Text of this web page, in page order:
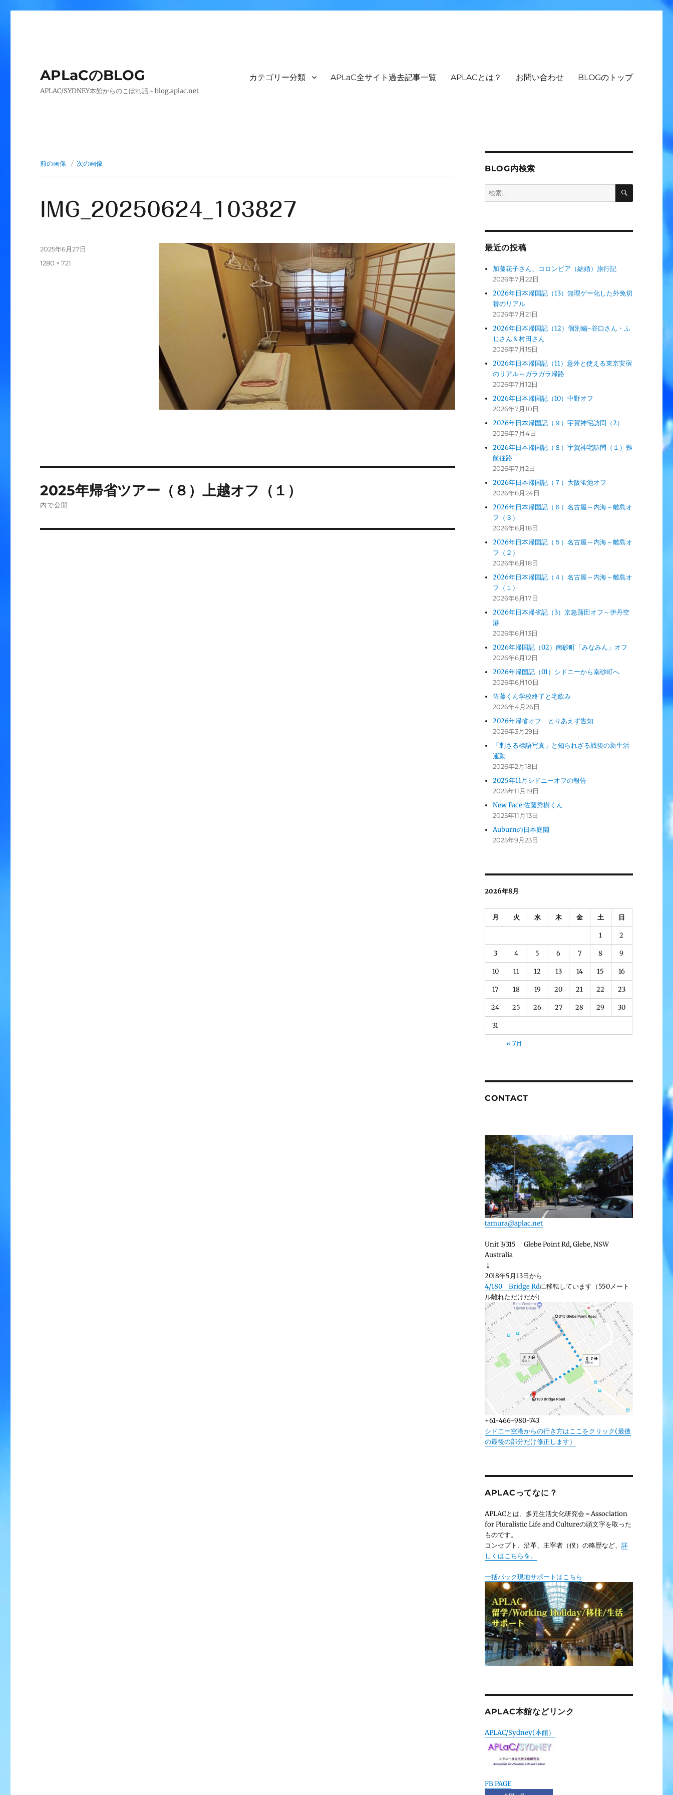
APLaCのBLOG
APLAC/SYDNEY本館からのこぼれ話～blog.aplac.net
カテゴリー分類 APLaC全サイト過去記事一覧 APLACとは？ お問い合わせ BLOGのトップ
前の画像 次の画像
IMG_20250624_103827
投
2025年6月27日
フ
1280 × 721
稿
2025年帰省ツアー（８）上越オフ（１）
内で公開
BLOG内検索
検
索:
検
最近の投稿
加藤花子さん、コロンビア（結婚）旅行記
2026年7月22日
2026年日本帰国記（13）無理ゲー化した外免切
替のリアル
2026年7月21日
2026年日本帰国記（12）個別編-谷口さん・ふ
じさん＆村田さん
2026年7月15日
2026年日本帰国記（11）意外と使える東京安宿
のリアル～ガラガラ帰路
2026年7月12日
2026年日本帰国記（10）中野オフ
2026年7月10日
2026年日本帰国記（９）宇賀神宅訪問（2）
2026年7月4日
2026年日本帰国記（８）宇賀神宅訪問（１）難
航往路
2026年7月2日
2026年日本帰国記（７）大阪蛍池オフ
2026年6月24日
2026年日本帰国記（６）名古屋～内海～離島オ
フ（３）
2026年6月18日
2026年日本帰国記（５）名古屋～内海～離島オ
フ（２）
2026年6月18日
2026年日本帰国記（４）名古屋～内海～離島オ
フ（１）
2026年6月17日
2026年日本帰省記（3）京急蒲田オフ～伊丹空
港
2026年6月13日
2026年帰国記（02）南砂町「みなみん」オフ
2026年6月12日
2026年帰国記（01）シドニーから南砂町へ
2026年6月10日
佐藤くん学校終了と宅飲み
2026年4月26日
2026年帰省オフ とりあえず告知
2026年3月29日
「刺さる標語写真」と知られざる戦後の新生活
運動
2026年2月18日
2025年11月シドニーオフの報告
2025年11月19日
New Face:佐藤秀樹くん
2025年11月13日
Auburnの日本庭園
2025年9月23日
2026年8月
月 火 水 木 金 土 日
1 2
3 4 5 6 7 8 9
10 11 12 13 14 15 16
17 18 19 20 21 22 23
24 25 26 27 28 29 30
31
« 7月
CONTACT
tamura@aplac.net
Unit 3/315 Glebe Point Rd, Glebe, NSW
Australia
↓
2018年5月13日から
4/180 Bridge Rdに移転しています（550メート
ル離れただけだが）
+61-466-980-743
シドニー空港からの行き方はここをクリック(最後
の最後の部分だけ修正します）
APLACってなに？
APLACとは、多元生活文化研究会＝Association
for Pluralistic Life and Cultureの頭文字を取った
ものです。
コンセプト、沿革、主宰者（僕）の略歴など、 詳
しくはこちらを。
一括パック現地サポートはこちら
APLAC本館などリンク
APLAC/Sydney(本館）
FB PAGE